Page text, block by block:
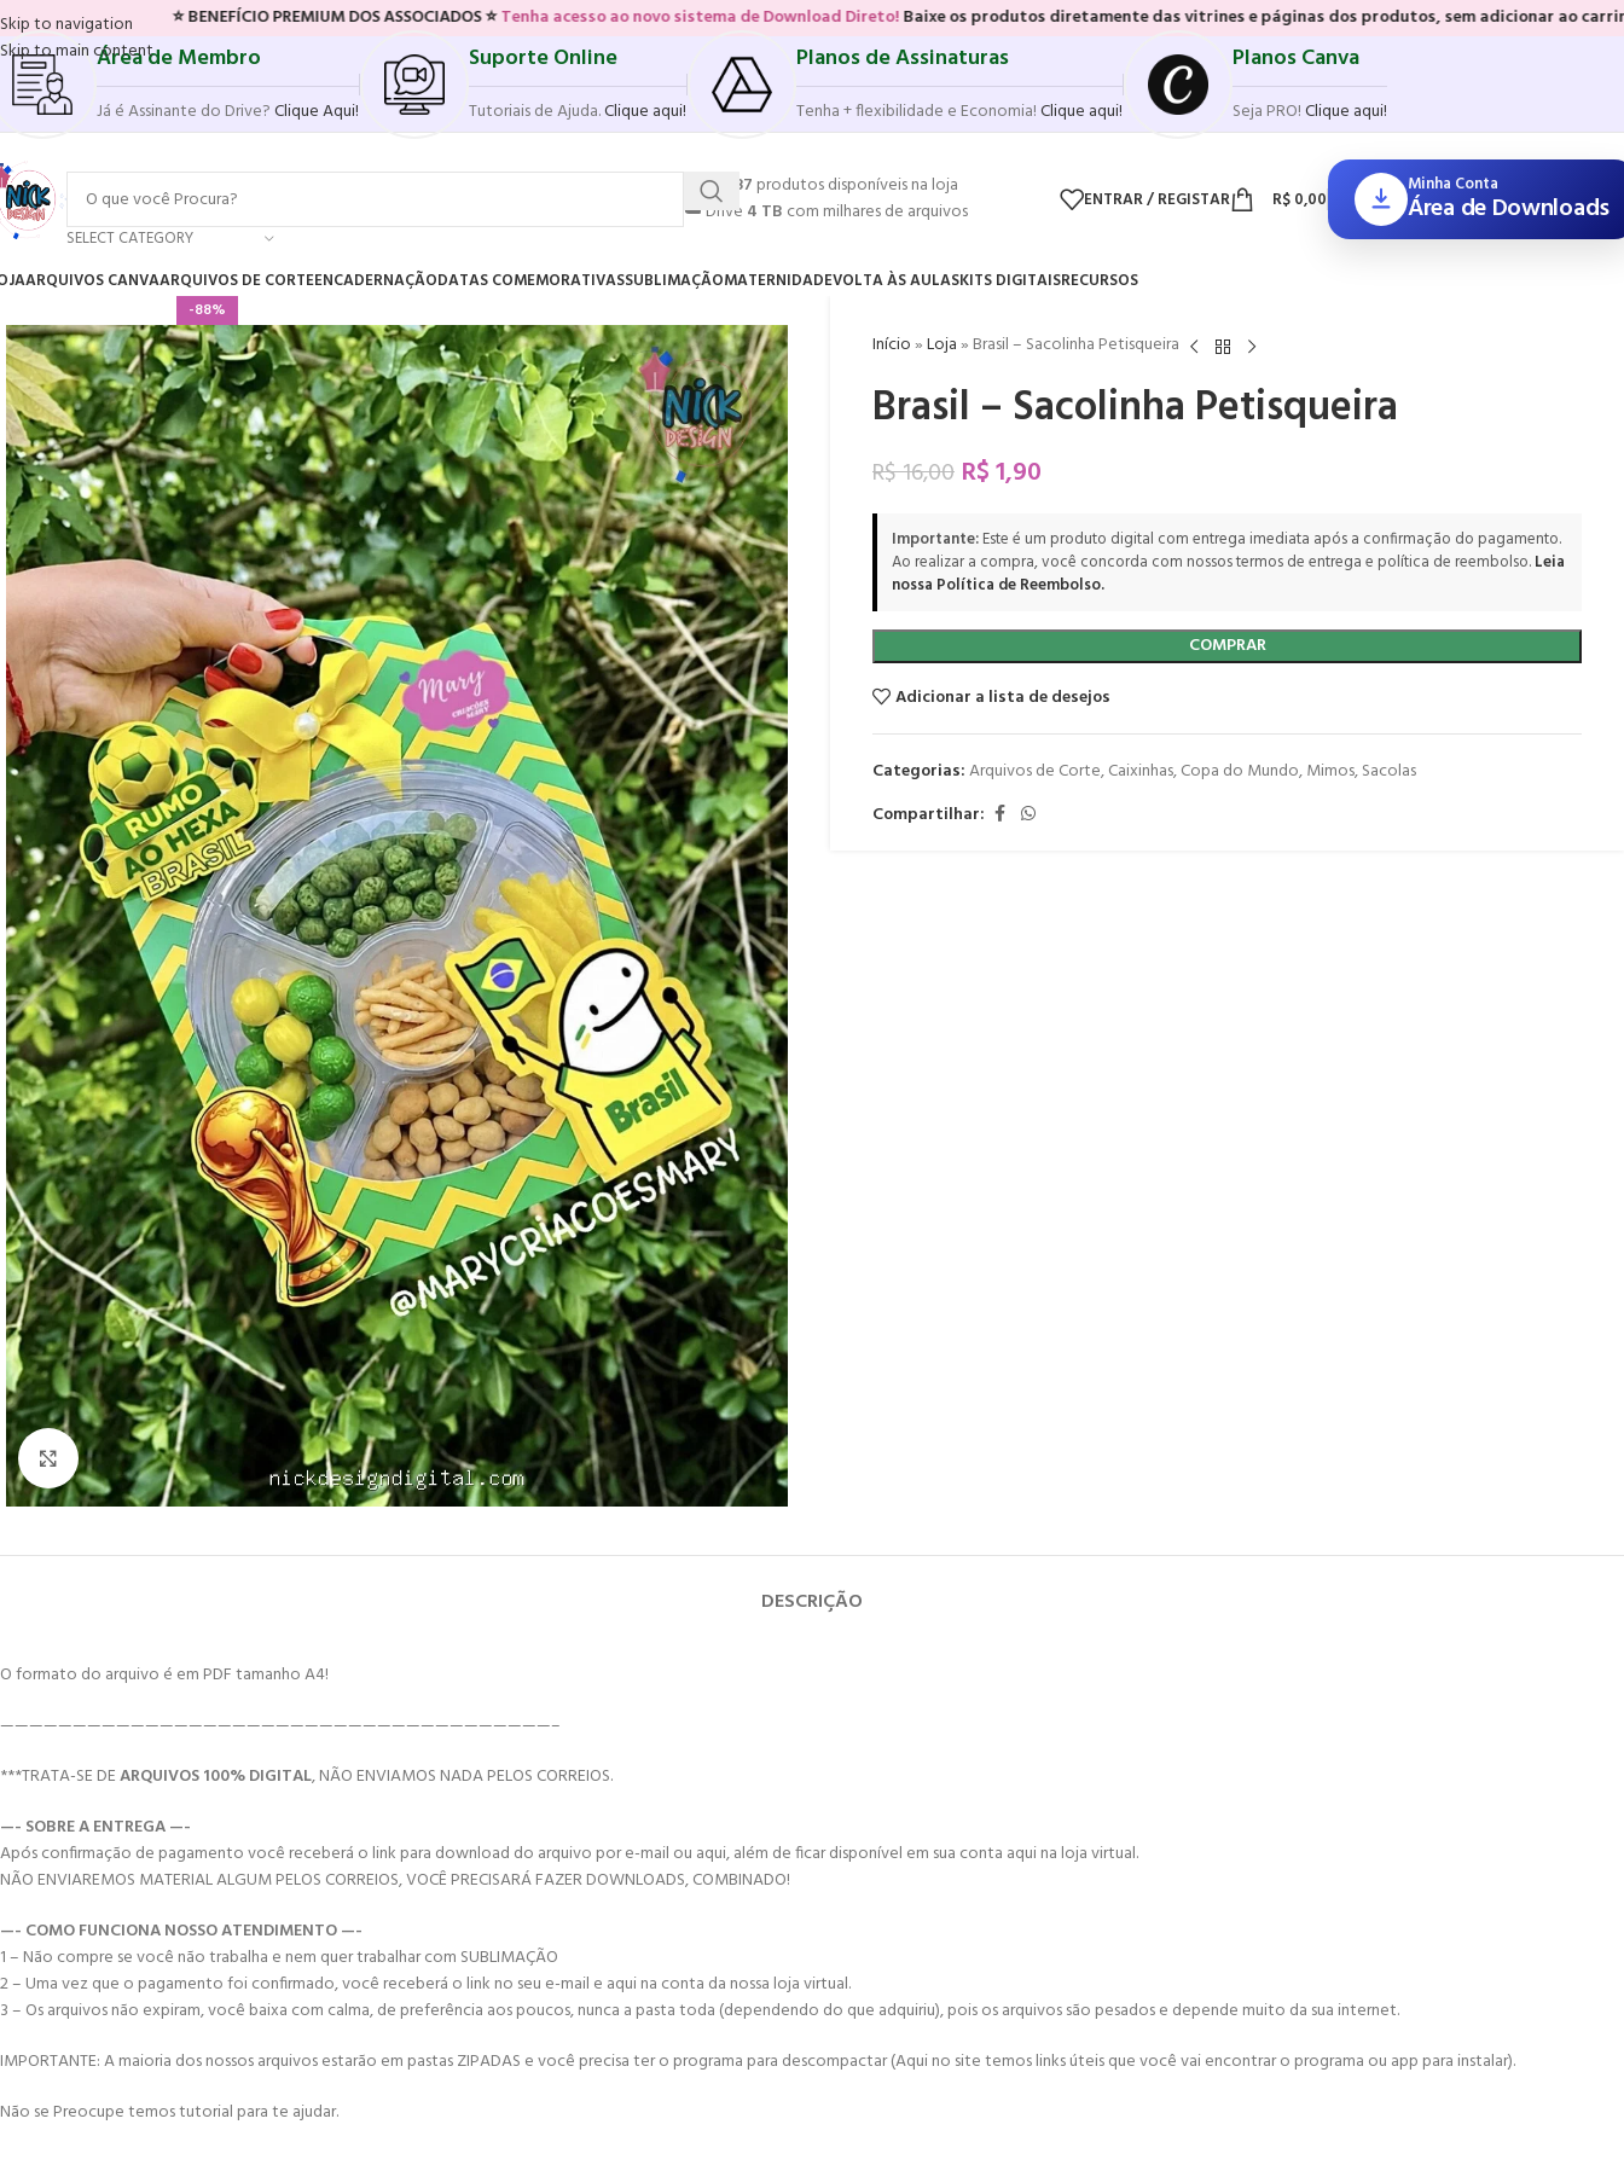
Skip to navigation
Skip to main content
⭐ BENEFÍCIO PREMIUM DOS ASSOCIADOS ⭐Tenha acesso ao novo sistema de Download Direto!Baixe os produtos diretamente das vitrines e páginas dos produtos, sem adicionar ao carrinho e sem
Área de Membro
Já é Assinante do Drive?Clique Aqui!
Suporte Online
Tutoriais de Ajuda.Clique aqui!
Planos de Assinaturas
Tenha + flexibilidade e Economia!Clique aqui!
Planos Canva
Seja PRO!Clique aqui!
SELECT CATEGORY
💥17.587 produtos disponíveis na loja
☁️ Drive 4 TB com milhares de arquivos ENTRAR / REGISTAR R$0,00
Minha Conta
Área de Downloads
ARQUIVOS CANVAARQUIVOS DE CORTEENCADERNAÇÃODATAS COMEMORATIVASSUBLIMAÇÃOMATERNIDADEVOLTA ÀS AULASKITS DIGITAISRECURSOS
-88%
Click to enlarge
Início»Loja» Brasil – Sacolinha Petisqueira
Brasil – Sacolinha Petisqueira
R$16,00 R$1,90
Importante:Este é um produto digital com entrega imediata após a confirmação do pagamento.
Ao realizar a compra, você concorda com nossos termos de entrega e política de reembolso.Leia
nossa Política de Reembolso.
COMPRAR
Adicionar a lista de desejos
Categorias:Arquivos de Corte,Caixinhas,Copa do Mundo,Mimos,Sacolas
Compartilhar:
DESCRIÇÃO
O formato do arquivo é em PDF tamanho A4!
——————————————————————————————————————–
***TRATA-SE DEARQUIVOS 100% DIGITAL, NÃO ENVIAMOS NADA PELOS CORREIOS.
—- SOBRE A ENTREGA —-
Após confirmação de pagamento você receberá o link para download do arquivo por e-mail ou aqui, além de ficar disponível em sua conta aqui na loja virtual.
NÃO ENVIAREMOS MATERIAL ALGUM PELOS CORREIOS, VOCÊ PRECISARÁ FAZER DOWNLOADS, COMBINADO!
—- COMO FUNCIONA NOSSO ATENDIMENTO —-
1 – Não compre se você não trabalha e nem quer trabalhar com SUBLIMAÇÃO
2 – Uma vez que o pagamento foi confirmado, você receberá o link no seu e-mail e aqui na conta da nossa loja virtual.
3 – Os arquivos não expiram, você baixa com calma, de preferência aos poucos, nunca a pasta toda (dependendo do que adquiriu), pois os arquivos são pesados e depende muito da sua internet.
IMPORTANTE: A maioria dos nossos arquivos estarão em pastas ZIPADAS e você precisa ter o programa para descompactar (Aqui no site temos links úteis que você vai encontrar o programa ou app para instalar).
Não se Preocupe temos tutorial para te ajudar.